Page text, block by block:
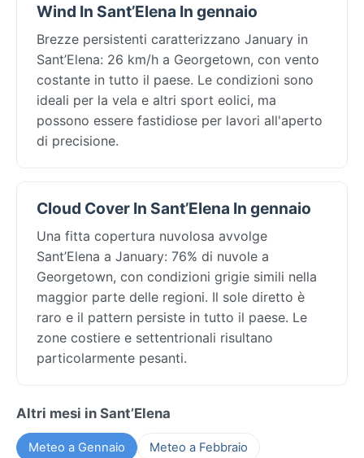
Wind In Sant’Elena In gennaio
Brezze persistenti caratterizzano January in
Sant’Elena: 26 km/h a Georgetown, con vento
costante in tutto il paese. Le condizioni sono
ideali per la vela e altri sport eolici, ma
possono essere fastidiose per lavori all'aperto
di precisione.
Cloud Cover In Sant’Elena In gennaio
Una fitta copertura nuvolosa avvolge
Sant’Elena a January: 76% di nuvole a
Georgetown, con condizioni grigie simili nella
maggior parte delle regioni. Il sole diretto è
raro e il pattern persiste in tutto il paese. Le
zone costiere e settentrionali risultano
particolarmente pesanti.
Altri mesi in Sant’Elena
Meteo a Gennaio
Meteo a Febbraio